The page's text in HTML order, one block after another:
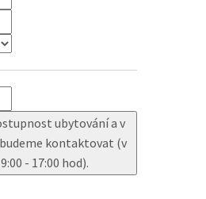
ubytování a v
kontaktovat (v
- 17:00 hod).